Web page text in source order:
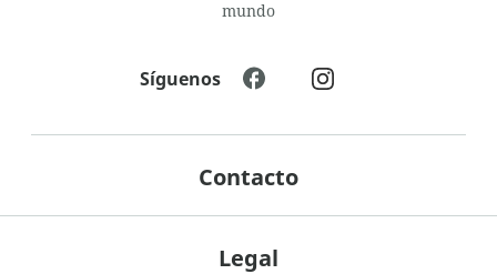
mundo
Legal
Contacto
Síguenos